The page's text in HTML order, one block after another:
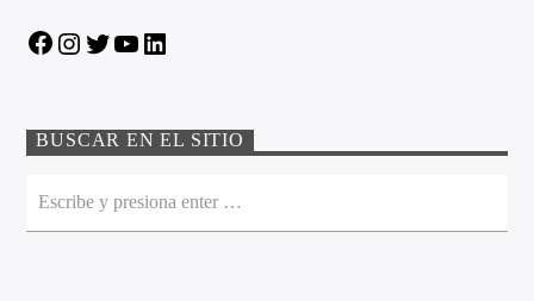
FacebookInstagram
TwitterYouTube
BUSCAR EN EL SITIO